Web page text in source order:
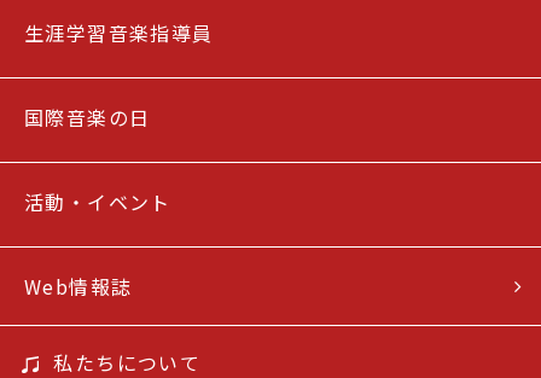
生涯学習音楽指導員
国際音楽の日
活動・イベント
Web情報誌
私たちについて